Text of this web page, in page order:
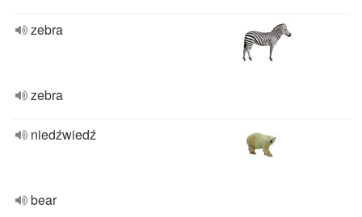
zebra
zebra
niedźwiedź
bear